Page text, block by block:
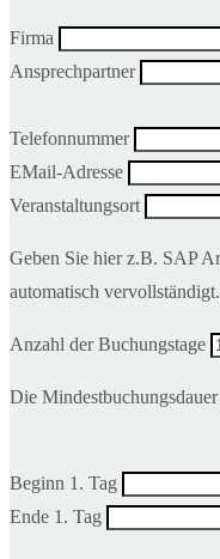
Firma
Ansprechpartner
Telefonnummer
EMail-Adresse
Veranstaltungsort
Geben Sie hier z.B. SAP
automatisch vervollständigt.
Anzahl der Buchungstage
Die
Beginn 1. Tag
Ende 1. Tag